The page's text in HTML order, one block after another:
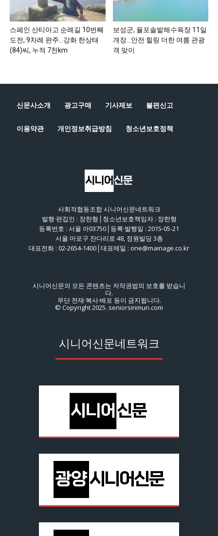
스페인 산티아고 순례길 10번째
도전, 9차례 완주…강화 한상태
(84)씨, 누적 7천km
보성군, 율포솔밭해수욕장 11일
개장…안전·힐링 더한 여름 관광
객 맞이
신문사소개 광고구매 기사제보 불편신고
이용약관 개인정보취급방침 청소년보호정책
사회적협동조합 시니어신문네트워크
발행·편집인 : 장한형│청소년보호책임자 : 장한형
등록번호 : 서울 아03750│등록·발행일 : 2015-05-21
서울 마포구 잔다리로 48, 정원빌딩 3층
대표전화 : 02-2654-1400│대표메일 : one@mainage.co.kr
시니어신문의 모든 콘텐츠는 저작권법의 보호를 받습니
다.
무단 전재·복사·배포 등이 금지됩니다.
© Copyright 2025. seniorsinmun.com
시니어신문네트워크